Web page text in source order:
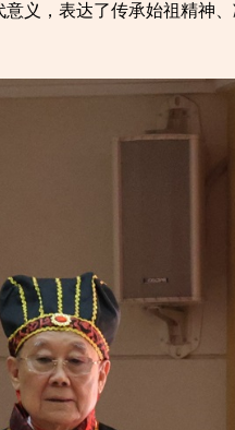
义，表达了传承始祖精神